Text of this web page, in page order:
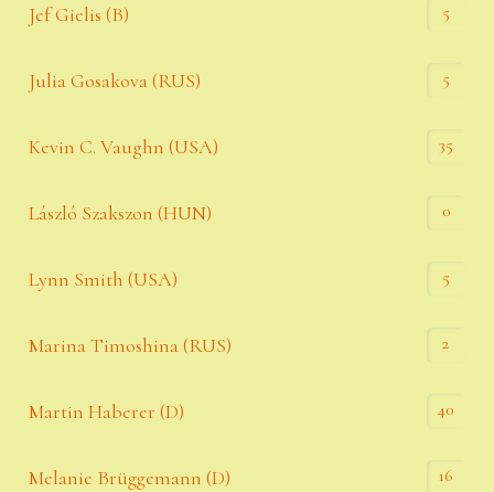
Jef Gielis (B) 5
Julia Gosakova (RUS) 5
Kevin C. Vaughn (USA) 35
László Szakszon (HUN) 0
Lynn Smith (USA) 5
Marina Timoshina (RUS) 2
Martin Haberer (D) 40
Melanie Brüggemann (D) 16